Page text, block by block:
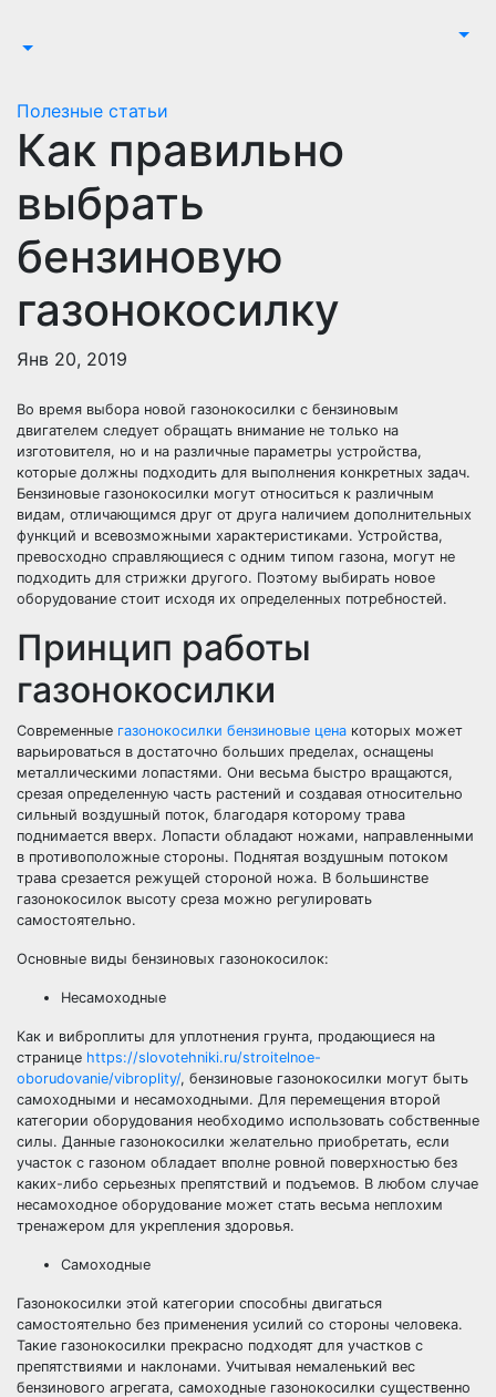
Полезные статьи
Как правильно
выбрать
бензиновую
газонокосилку
Янв 20, 2019
Во время выбора новой газонокосилки с бензиновым
двигателем следует обращать внимание не только на
изготовителя, но и на различные параметры устройства,
которые должны подходить для выполнения конкретных задач.
Бензиновые газонокосилки могут относиться к различным
видам, отличающимся друг от друга наличием дополнительных
функций и всевозможными характеристиками. Устройства,
превосходно справляющиеся с одним типом газона, могут не
подходить для стрижки другого. Поэтому выбирать новое
оборудование стоит исходя их определенных потребностей.
Принцип работы
газонокосилки
Современные газонокосилки бензиновые цена которых может
варьироваться в достаточно больших пределах, оснащены
металлическими лопастями. Они весьма быстро вращаются,
срезая определенную часть растений и создавая относительно
сильный воздушный поток, благодаря которому трава
поднимается вверх. Лопасти обладают ножами, направленными
в противоположные стороны. Поднятая воздушным потоком
трава срезается режущей стороной ножа. В большинстве
газонокосилок высоту среза можно регулировать
самостоятельно.
Основные виды бензиновых газонокосилок:
Несамоходные
Как и виброплиты для уплотнения грунта, продающиеся на
странице https://slovotehniki.ru/stroitelnoe-
oborudovanie/vibroplity/, бензиновые газонокосилки могут быть
самоходными и несамоходными. Для перемещения второй
категории оборудования необходимо использовать собственные
силы. Данные газонокосилки желательно приобретать, если
участок с газоном обладает вполне ровной поверхностью без
каких-либо серьезных препятствий и подъемов. В любом случае
несамоходное оборудование может стать весьма неплохим
тренажером для укрепления здоровья.
Самоходные
Газонокосилки этой категории способны двигаться
самостоятельно без применения усилий со стороны человека.
Такие газонокосилки прекрасно подходят для участков с
препятствиями и наклонами. Учитывая немаленький вес
бензинового агрегата, самоходные газонокосилки существенно